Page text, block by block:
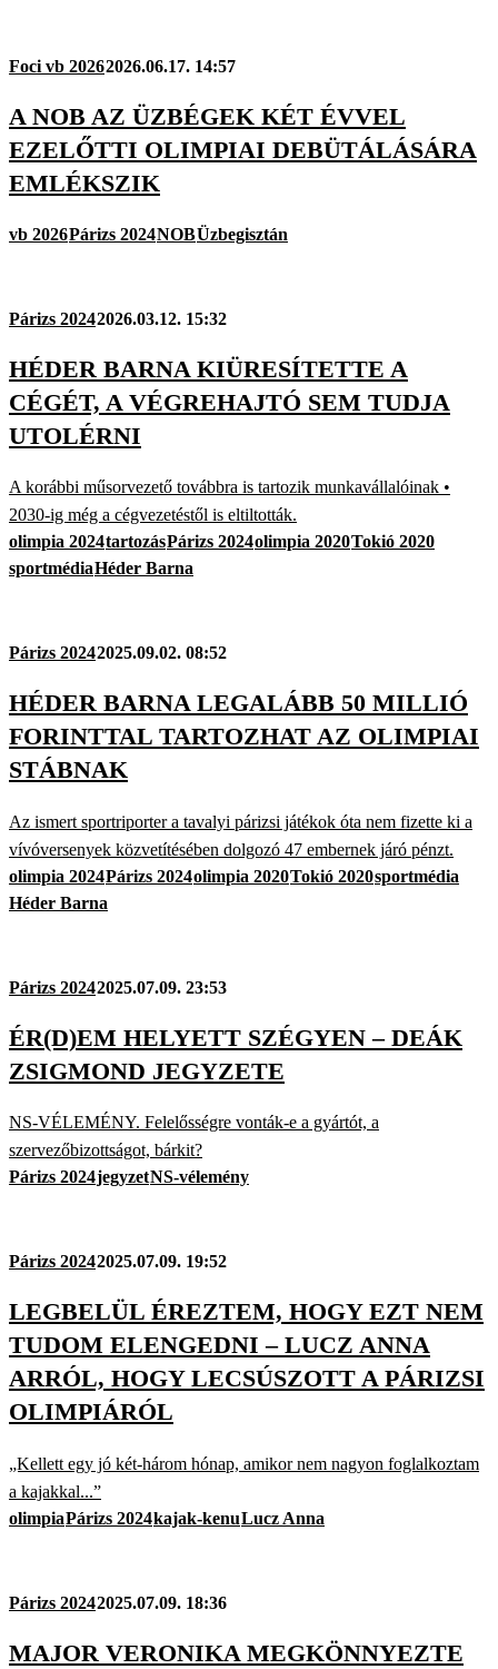
Foci vb 20262026.06.17. 14:57
A NOB AZ ÜZBÉGEK KÉT ÉVVEL
EZELŐTTI OLIMPIAI DEBÜTÁLÁSÁRA
EMLÉKSZIK
vb 2026Párizs 2024NOBÜzbegisztán
Párizs 20242026.03.12. 15:32
HÉDER BARNA KIÜRESÍTETTE A
CÉGÉT, A VÉGREHAJTÓ SEM TUDJA
UTOLÉRNI
A korábbi műsorvezető továbbra is tartozik munkavállalóinak •
2030-ig még a cégvezetéstől is eltiltották.
olimpia 2024tartozásPárizs 2024olimpia 2020Tokió 2020
sportmédiaHéder Barna
Párizs 20242025.09.02. 08:52
HÉDER BARNA LEGALÁBB 50 MILLIÓ
FORINTTAL TARTOZHAT AZ OLIMPIAI
STÁBNAK
Az ismert sportriporter a tavalyi párizsi játékok óta nem fizette ki a
vívóversenyek közvetítésében dolgozó 47 embernek járó pénzt.
olimpia 2024Párizs 2024olimpia 2020Tokió 2020sportmédia
Héder Barna
Párizs 20242025.07.09. 23:53
ÉR(D)EM HELYETT SZÉGYEN – DEÁK
ZSIGMOND JEGYZETE
NS-VÉLEMÉNY. Felelősségre vonták-e a gyártót, a
szervezőbizottságot, bárkit?
Párizs 2024jegyzetNS-vélemény
Párizs 20242025.07.09. 19:52
LEGBELÜL ÉREZTEM, HOGY EZT NEM
TUDOM ELENGEDNI – LUCZ ANNA
ARRÓL, HOGY LECSÚSZOTT A PÁRIZSI
OLIMPIÁRÓL
„Kellett egy jó két-három hónap, amikor nem nagyon foglalkoztam
a kajakkal...”
olimpiaPárizs 2024kajak-kenuLucz Anna
Párizs 20242025.07.09. 18:36
MAJOR VERONIKA MEGKÖNNYEZTE